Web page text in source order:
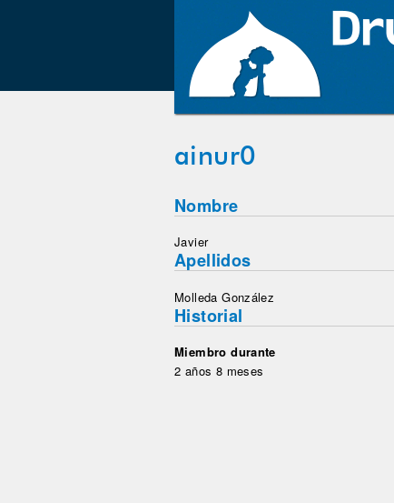
ainur0
Nombre
Javier
Apellidos
Molleda González
Historial
Miembro durante
2 años 8 meses